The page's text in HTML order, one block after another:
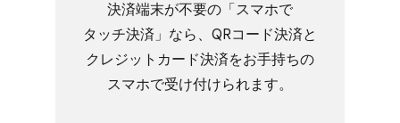
決済端末が​不要の​「スマホで​
タッチ決済」なら、​QRコード決済と​
クレジットカード決済を​お手持ちの​
スマホで​受け付けられます。